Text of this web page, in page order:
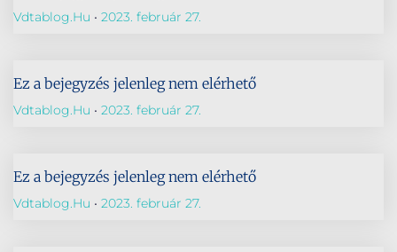
Vdtablog.hu 2023. február 27.
Ez a bejegyzés jelenleg nem elérhető
Vdtablog.hu 2023. február 27.
Ez a bejegyzés jelenleg nem elérhető
Vdtablog.hu 2023. február 27.